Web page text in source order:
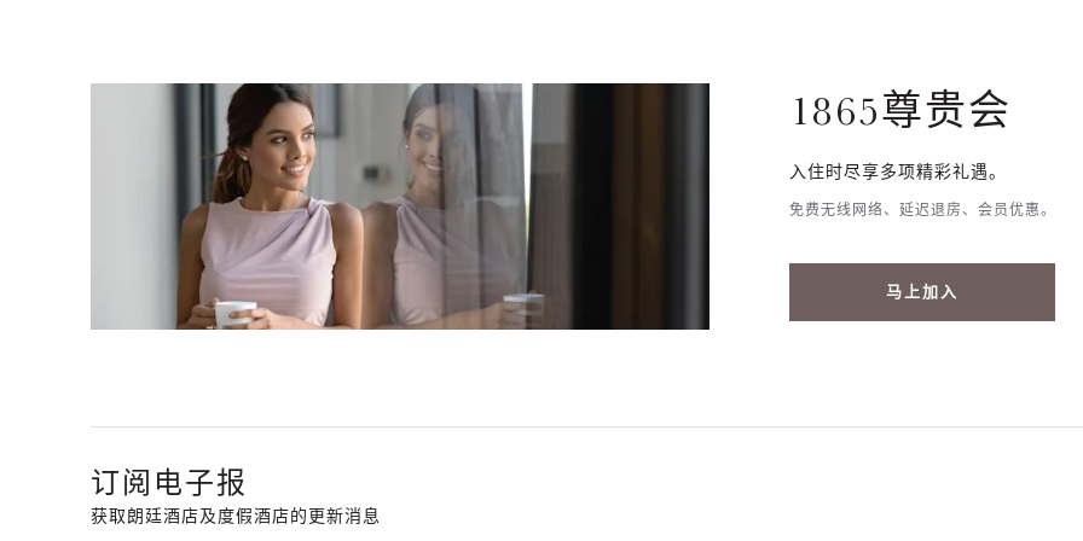
1865尊贵会
入住时尽享多项精彩礼遇。
免费无线网络、延迟退房、会员优惠。
马上加入
订阅电子报
获取朗廷酒店及度假酒店的更新消息